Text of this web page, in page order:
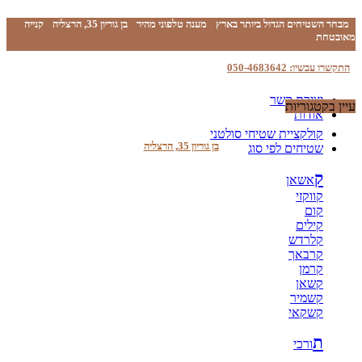
מבחר השטיחים הגדול ביותר בארץ מענה טלפוני מהיר בן גוריון 35, הרצליה
קנייה
מאובטחת
התקשרו עכשיו: 050-4683642
יצירת קשר
אודות
בן גוריון 35, הרצליה
עיין בקטגוריות
קולקציית שטיחי סולטני
שטיחים לפי סוג
קאשאן
קווקזי
קום
קילים
קלרדש
קרבאך
קרמן
קשאן
קשמיר
קשקאי
תורכי